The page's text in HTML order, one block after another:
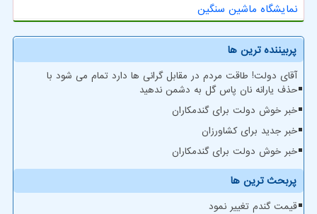
نمایشگاه ماشین سنگین
پربیننده ترین ها
آقای دولت! طاقت مردم در مقابل گرانی ها دارد تمام می شود با
حذف یارانه نان پاس گل به دشمن ندهید
خبر خوش دولت برای گندمکاران
خبر جدید برای کشاورزان
خبر خوش دولت برای گندمکاران
پربحث ترین ها
قیمت گندم تغییر نمود